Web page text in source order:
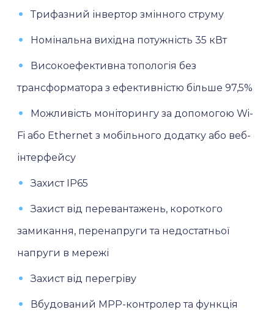
Трифазний інвертор змінного струму
Номінальна вихідна потужність 35 кВт
Високоефективна топологія без
трансформатора з ефективністю більше 97,5%
Можливість моніторингу за допомогою Wi-
Fi або Ethernet з мобільного додатку або веб-
інтерфейсу
Захист IP65
Захист від перевантажень, короткого
замикання, перенапруги та недостатньої
напруги в мережі
Захист від перегріву
Вбудований МРР-контролер та функція